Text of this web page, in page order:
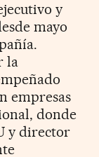
y
mayo
la
empresas
donde
y director